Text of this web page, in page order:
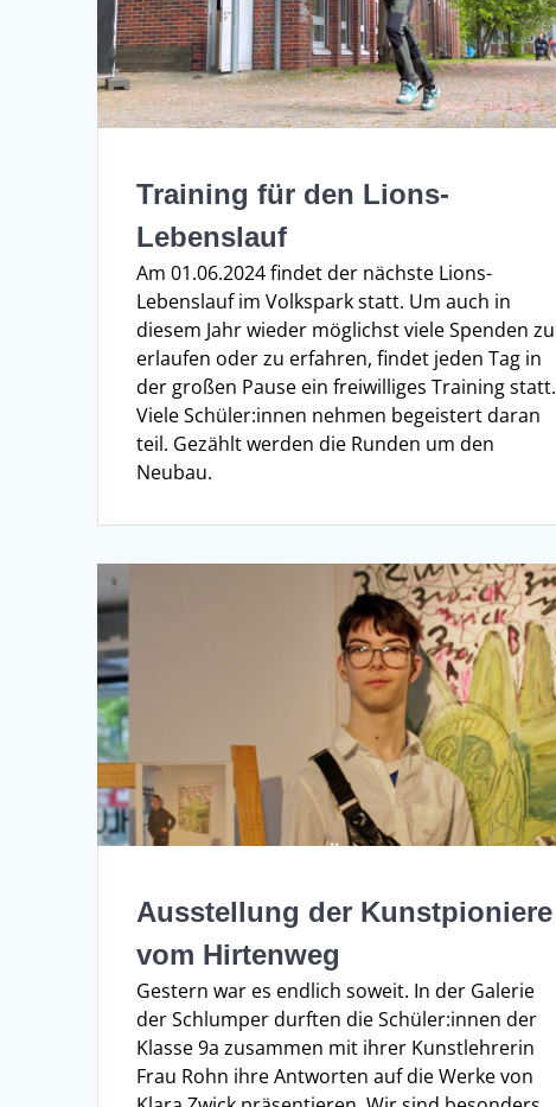
Training für den Lions-
Lebenslauf
Am 01.06.2024 findet der nächste Lions-
Lebenslauf im Volkspark statt. Um auch in
diesem Jahr wieder möglichst viele Spenden zu
erlaufen oder zu erfahren, findet jeden Tag in
der großen Pause ein freiwilliges Training statt.
Viele Schüler:innen nehmen begeistert daran
teil. Gezählt werden die Runden um den
Neubau.
Ausstellung der Kunstpioniere
vom Hirtenweg
Gestern war es endlich soweit. In der Galerie
der Schlumper durften die Schüler:innen der
Klasse 9a zusammen mit ihrer Kunstlehrerin
Frau Rohn ihre Antworten auf die Werke von